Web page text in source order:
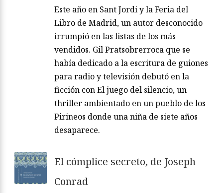
Este año en Sant Jordi y la Feria del
Libro de Madrid, un autor desconocido
irrumpió en las listas de los más
vendidos. Gil Pratsobrerroca que se
había dedicado a la escritura de guiones
para radio y televisión debutó en la
ficción con El juego del silencio, un
thriller ambientado en un pueblo de los
Pirineos donde una niña de siete años
desaparece.
El cómplice secreto, de Joseph
Conrad